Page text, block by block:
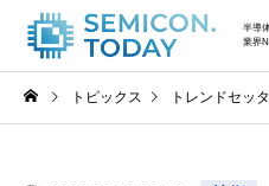
半導
業界
トピックス トレンドセッ